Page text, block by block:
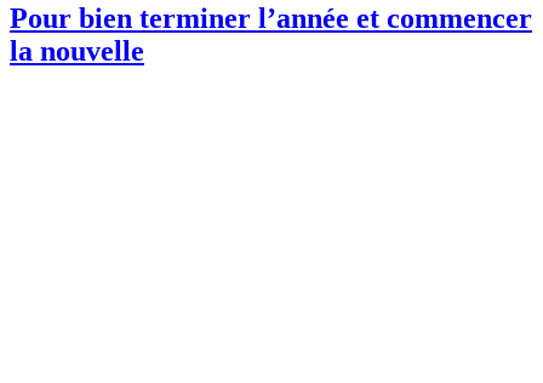
Pour bien terminer l’année et commencer
la nouvelle